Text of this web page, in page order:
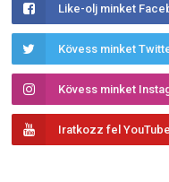
Like-olj minket
Kövess minket
Kövess minket
Iratkozz fel